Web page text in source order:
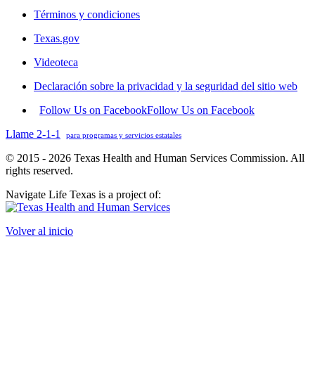
Términos y condiciones
Texas.gov
Videoteca
Declaración sobre la privacidad y la seguridad del sitio web
Follow Us on FacebookFollow Us on Facebook
Llame 2-1-1
para programas y servicios estatales
© 2015 - 2026 Texas Health and Human Services Commission. All
rights reserved.
Navigate Life Texas is a project of:
Volver al inicio